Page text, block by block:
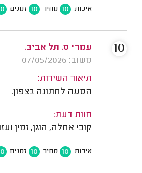
איכות 10 מחיר 10 זמנים
עמרי ס. תל אביב.
משוב: 07/05/2026
תיאור השירות:
הסעה לחתונה בצפון.
חוות דעת:
קובי אחלה, הוגן, זמין
איכות 10 מחיר 10 זמנים
10